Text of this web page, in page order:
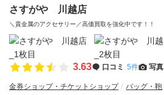
さすがや 川越店
＼貴金属のアクセサリー／高価買取を強化中です！！
3.63 口コミ 5件 写真
金券ショップ・チケットショップ バッグ・鞄